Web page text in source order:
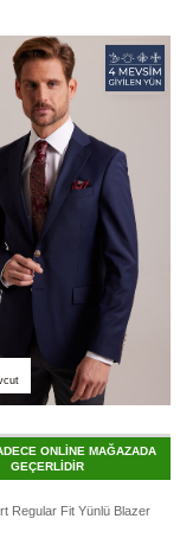
ONLİNE MAĞAZADA
GEÇERLİDİR
Regular Fit Yünlü Blazer